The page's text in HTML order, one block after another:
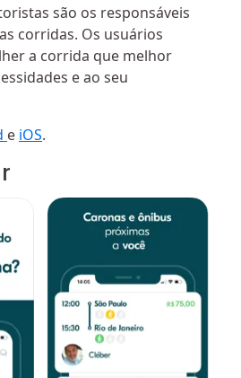
são os responsáveis
corridas. Os usuários
a corrida que melhor
e ao seu
e iOS.